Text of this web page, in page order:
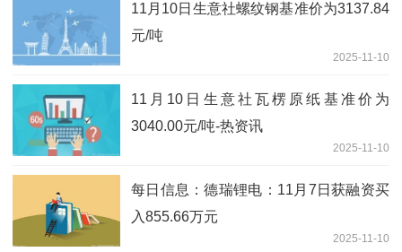
11月10日生意社螺纹钢基准价为3137.84
元/吨
2025-11-10
11月10日生意社瓦楞原纸基准价为
3040.00元/吨-热资讯
2025-11-10
每日信息：德瑞锂电：11月7日获融资买
入855.66万元
2025-11-10